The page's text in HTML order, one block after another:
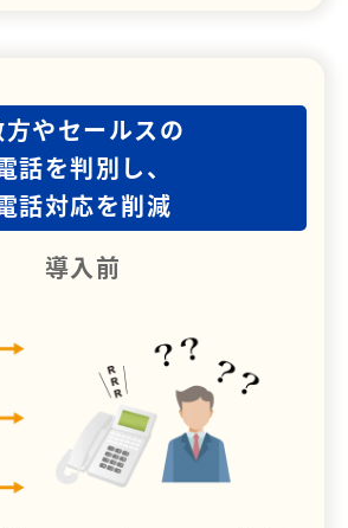
方やセールスの
話を判別し、
話対応を削減
導入前